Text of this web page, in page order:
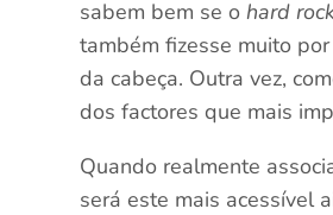
sabem bem se ohard
também fizesse muito
da cabeça. Outra vez,
dos factores que mais
Quando realmente
será este mais acessível